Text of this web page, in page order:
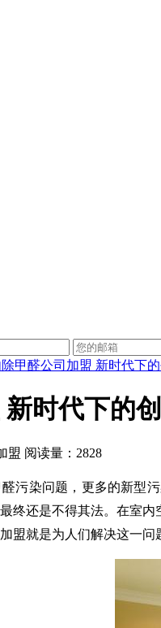
甲醛公司加盟 新时代下
时代下的
盟 阅读量：2828
污染问题，更多的新型
终还是不得其法。在室
盟就是为人们解决这一